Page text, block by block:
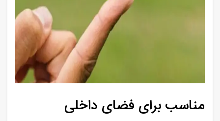
مناسب برای فضای داخلی